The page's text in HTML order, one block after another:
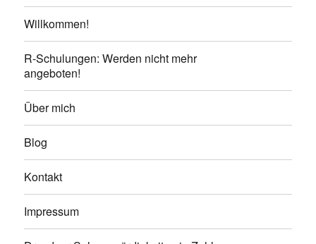
Willkommen!
R-Schulungen: Werden nicht mehr
angeboten!
Über mich
Blog
Kontakt
Impressum